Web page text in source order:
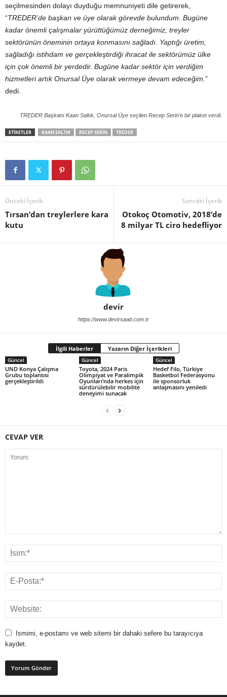
seçilmesinden dolayı duyduğu memnuniyeti dile getirerek,
“TREDER’de başkan ve üye olarak görevde bulundum. Bugüne
kadar önemli çalışmalar yürüttüğümüz derneğimiz, treyler
sektörünün öneminin ortaya konmasını sağladı. Yaptığı üretim,
sağladığı istihdam ve gerçekleştirdiği ihracat ile sektörümüz ülke
için çok önemli bir yerdedir. Bugüne kadar sektör için verdiğim
hizmetleri artık Onursal Üye olarak vermeye devam edeceğim .”
dedi.
TREDER Başkanı Kaan Saltık, Onursal Üye seçilen Recep Serin’e bir plaket verdi.
ETIKETLER KAAN SALTIK RECEP SERIN TREDER
Önceki İçerik
Tırsan’dan treylerlere kara
kutu
Sonraki İçerik
Otokoç Otomotiv, 2018’de
8 milyar TL ciro hedefliyor
devir
https://www.devirsaati.com.tr
İlgili Haberler Yazarın Diğer İçerikleri
Güncel
UND Konya Çalışma
Grubu toplantısı
gerçekleştirildi
Güncel
Toyota, 2024 Paris
Olimpiyat ve Paralimpik
Oyunları’nda herkes için
sürdürülebilir mobilite
deneyimi sunacak
Güncel
Hedef Filo, Türkiye
Basketbol Federasyonu
ile sponsorluk
anlaşmasını yeniledi
CEVAP VER
Ismimi, e-postamı ve web sitemi bir dahaki sefere bu tarayıcıya
kaydet.